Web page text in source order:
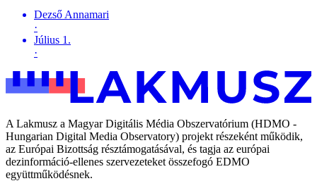
Dezső Annamari
·
Július 1.
·
A Lakmusz a Magyar Digitális Média Obszervatórium (HDMO -
Hungarian Digital Media Observatory) projekt részeként működik,
az Európai Bizottság résztámogatásával, és tagja az európai
dezinformáció-ellenes szervezeteket összefogó EDMO
együttműködésnek.